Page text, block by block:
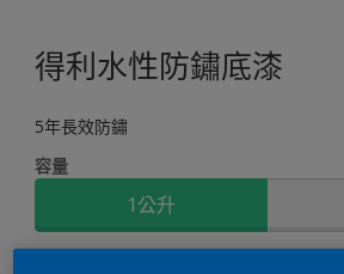
得利水性防鏽底漆
5年長效防鏽
容量
1公升